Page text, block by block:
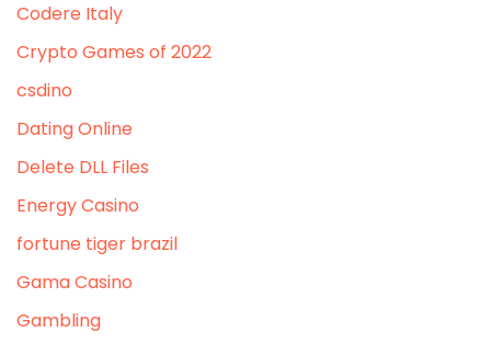
Codere Italy
Crypto Games of 2022
csdino
Dating Online
Delete DLL Files
Energy Casino
fortune tiger brazil
Gama Casino
Gambling